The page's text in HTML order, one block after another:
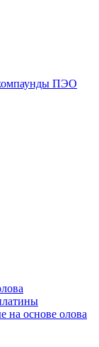
ПЭО
на основе олова